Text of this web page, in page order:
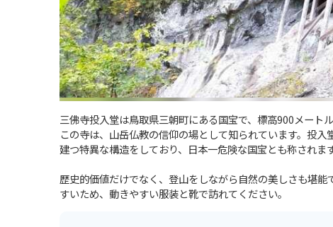
三佛寺投入堂は鳥取県三朝町にある国宝で、標高900メート
この寺は、山岳仏教の信仰の場として知られています。投
建つ特異な構造をしており、日本一危険な国宝とも称されます
歴史的価値だけでなく、登山をしながら自然の美しさも堪
すいため、動きやすい服装と靴で訪れてください。